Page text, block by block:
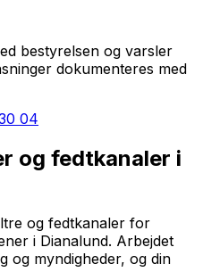
bestyrelsen og varsler
dokumenteres med
04
og fedtkanaler i
og fedtkanaler for
i Dianalund. Arbejdet
og myndigheder, og din